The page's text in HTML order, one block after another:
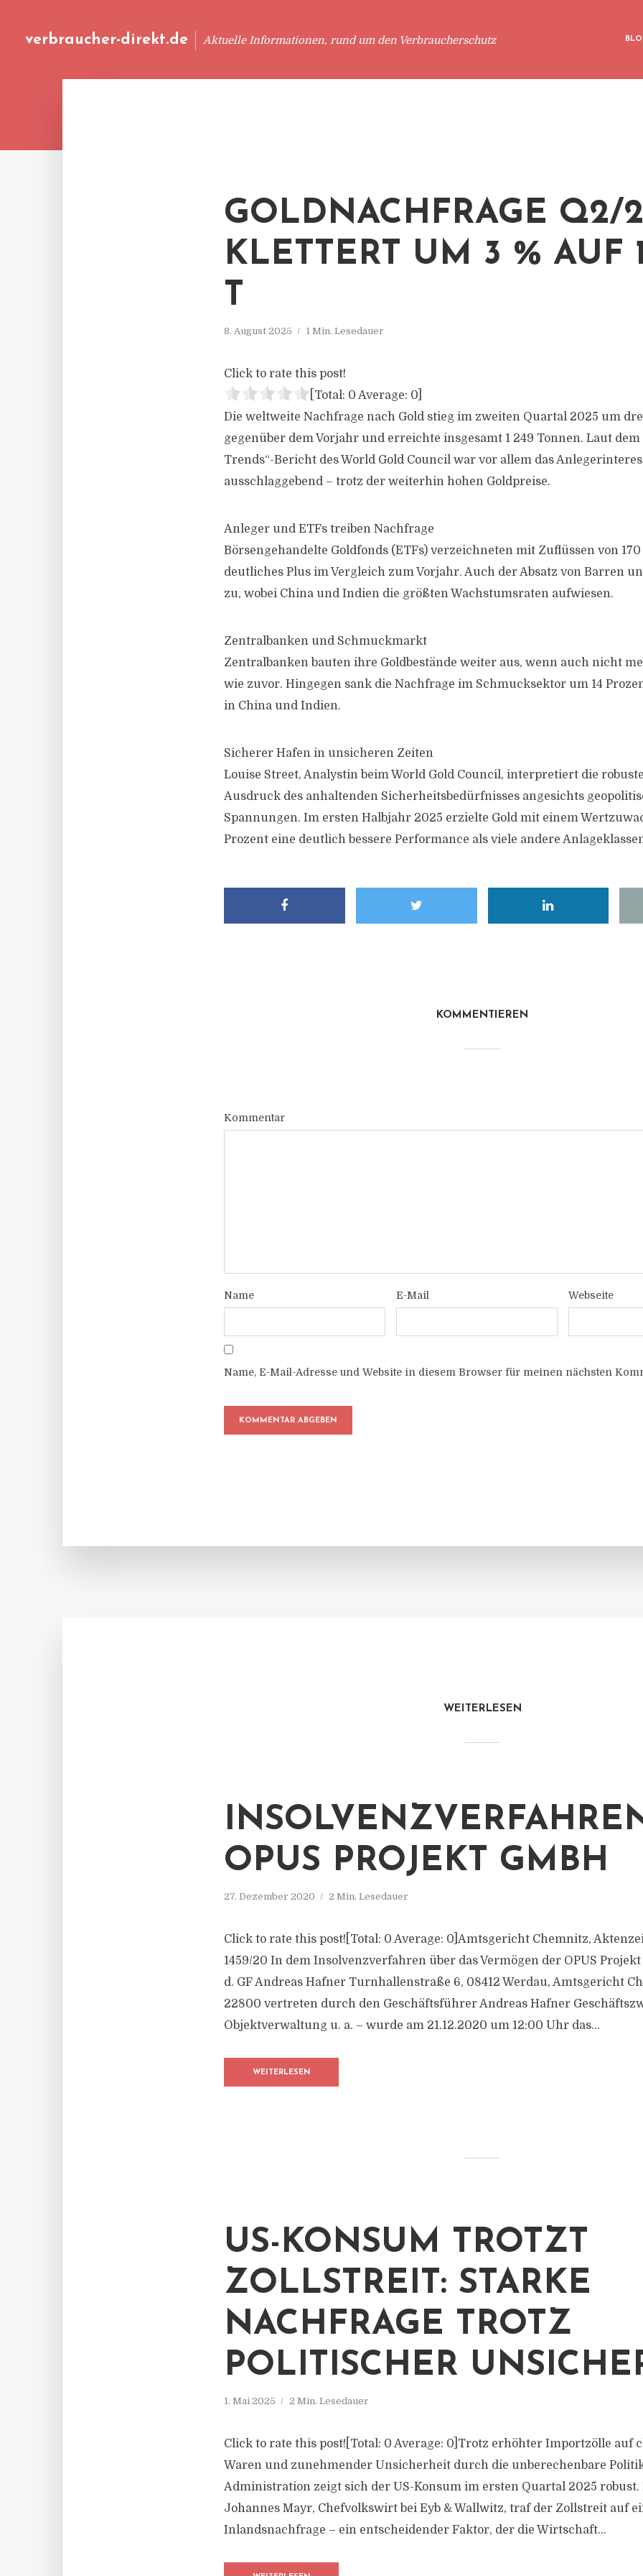
verbraucher-direkt.de Aktuelle Informationen, rund um den Verbraucherschutz
GOLDNACHFRAGE Q2/
KLETTERT UM 3 % AUF
T
8. August 2025 1 Min. Lesedauer
Click to rate this post!
[Total: 0 Average: 0
Die weltweite Nachfrage nach Gold stieg im zweiten Quartal 2025 um
gegenüber dem Vorjahr und erreichte insgesamt 1 249 Tonnen. Laut dem
Trends“-Bericht des World Gold Council war vor allem das
ausschlaggebend – trotz der weiterhin hohen Goldpreise.
Anleger und ETFs treiben Nachfrage
Börsengehandelte Goldfonds (ETFs) verzeichneten mit Zuflüssen von
deutliches Plus im Vergleich zum Vorjahr. Auch der Absatz von Barren
zu, wobei China und Indien die größten Wachstumsraten aufwiesen.
Zentralbanken und Schmuckmarkt
Zentralbanken bauten ihre Goldbestände weiter aus, wenn auch nicht
wie zuvor. Hingegen sank die Nachfrage im Schmucksektor um 14
in China und Indien.
Sicherer Hafen in unsicheren Zeiten
Louise Street, Analystin beim World Gold Council, interpretiert die
Ausdruck des anhaltenden Sicherheitsbedürfnisses angesichts
Spannungen. Im ersten Halbjahr 2025 erzielte Gold mit einem
Prozent eine deutlich bessere Performance als viele andere
KOMMENTIEREN
Kommentar
Name E-Mail Webseite
Name, E-Mail-Adresse und Website in diesem Browser für meinen nächsten
WEITERLESEN
OPUS PROJEKT GMBH
27. Dezember 2020 2 Min. Lesedauer
Click to rate this post![Total: 0 Average: 0]Amtsgericht Chemnitz,
1459/20 In dem Insolvenzverfahren über das Vermögen der OPUS
d. GF Andreas Hafner Turnhallenstraße 6, 08412 Werdau, Amtsgericht
22800 vertreten durch den Geschäftsführer Andreas Hafner
Objektverwaltung u. a. – wurde am 21.12.2020 um 12:00 Uhr das...
WEITERLESEN
US-KONSUM TROTZT
ZOLLSTREIT: STARKE
NACHFRAGE TROTZ
POLITISCHER
1. Mai 2025 2 Min. Lesedauer
Click to rate this post![Total: 0 Average: 0]Trotz erhöhter Importzölle auf
Waren und zunehmender Unsicherheit durch die unberechenbare
Administration zeigt sich der US-Konsum im ersten Quartal 2025 robust.
Johannes Mayr, Chefvolkswirt bei Eyb & Wallwitz, traf der Zollstreit auf
Inlandsnachfrage – ein entscheidender Faktor, der die Wirtschaft...